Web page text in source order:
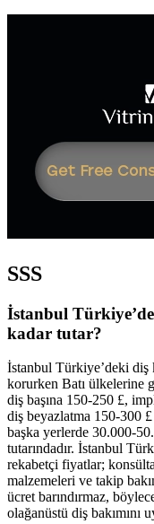
SSS
İstanbul
kadar tutar?
İstanbul Türkiye’deki diş
korurken Batı ülkelerine
diş başına 150-250 £,
diş beyazlatma 150-300 £
başka yerlerde 30.000-
tutarındadır. İstanbul
rekabetçi fiyatlar;
malzemeleri ve takip
ücret barındırmaz,
olağanüstü diş bakımını